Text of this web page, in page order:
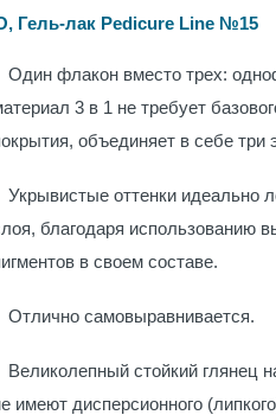
Гель-лак Pedicure Line №15
Один флакон вместо трех:
3 в 1 не требует
объединяет в себе три
Укрывистые оттенки идеально
благодаря использованию
в своем составе.
Отлично самовыравнивается.
Великолепный стойкий глянец
имеют дисперсионного